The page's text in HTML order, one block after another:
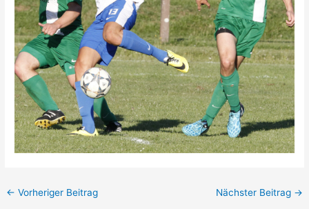
← Vorheriger Beitrag Nächster Beitrag →